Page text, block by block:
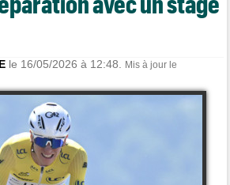
le 16/05/2026 à 12:48.
Mis à jour le